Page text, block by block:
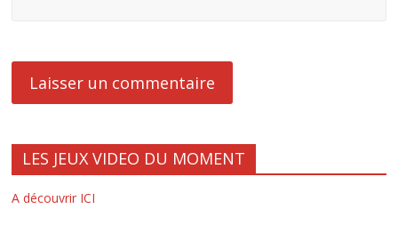
LES JEUX VIDEO DU MOMENT
A découvrir ICI